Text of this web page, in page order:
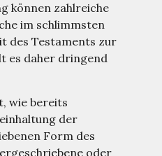
können zahlreiche
im schlimmsten
des Testaments zur
es daher dringend
wie bereits
der
Form des
oder